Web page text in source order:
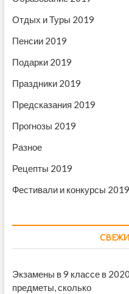
м
Отдых и Туры 2019
Пенсии 2019
Подарки 2019
Праздники 2019
Предсказания 2019
Прогнозы 2019
Разное
Рецепты 2019
Фестивали и конкурсы 2019
Экзамены в 9 классе в
предметы, сколько